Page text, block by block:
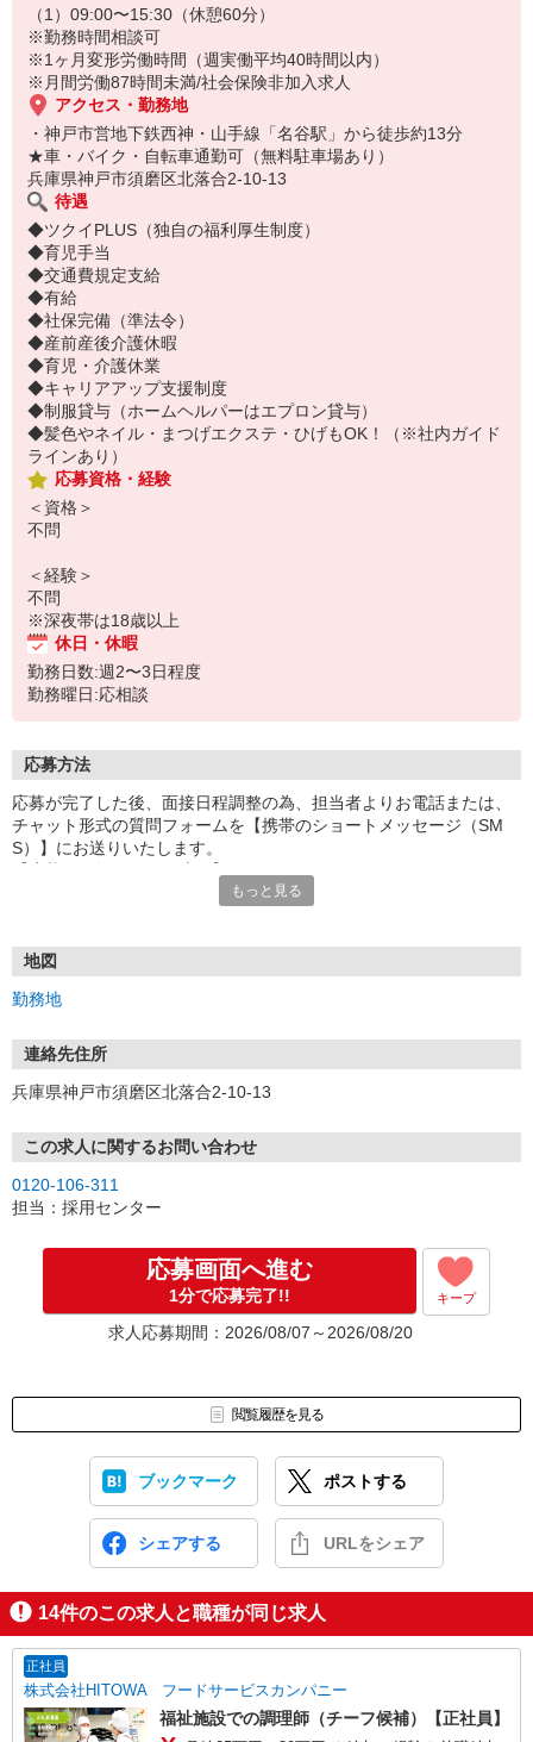
衛生管理や調理実技は、基本から丁寧にお伝えするので、ブランク
のある方も安心してスタートできます。
（1）09:00〜15:30（休憩60分）
※勤務時間相談可
※1ヶ月変形労働時間（週実働平均40時間以内）
※月間労働87時間未満/社会保険非加入求人
アクセス・勤務地
・神戸市営地下鉄西神・山手線「名谷駅」から徒歩約13分
★車・バイク・自転車通勤可（無料駐車場あり）
兵庫県神戸市須磨区北落合2-10-13
待遇
◆ツクイPLUS（独自の福利厚生制度）
◆育児手当
◆交通費規定支給
◆有給
◆社保完備（準法令）
◆産前産後介護休暇
◆育児・介護休業
◆キャリアアップ支援制度
◆制服貸与（ホームヘルパーはエプロン貸与）
◆髪色やネイル・まつげエクステ・ひげもOK！（※社内ガイド
ラインあり）
応募資格・経験
＜資格＞
不問
＜経験＞
不問
※深夜帯は18歳以上
休日・休暇
勤務日数:週2〜3日程度
勤務曜日:応相談
応募方法
応募が完了した後、面接日程調整の為、担当者よりお電話または、
チャット形式の質問フォームを【携帯のショートメッセージ（SM
S）】にお送りいたします。
1.応募…Webもしくはお電話より応募ください。
※実技試験はドライバーの職種のみとなります。
もっと見る
地図
勤務地
連絡先住所
兵庫県神戸市須磨区北落合2-10-13
この求人に関するお問い合わせ
0120-106-311
担当：採用センター
応募画面へ進む
1分で応募完了!! キープ
求人応募期間：2026/08/07～2026/08/20
閲覧履歴を見る
ブックマーク ポストする
シェアする URLをシェア
14件のこの求人と職種が同じ求人
正社員
株式会社HITOWA フードサービスカンパニー
福祉施設での調理師（チーフ候補）【正社員】